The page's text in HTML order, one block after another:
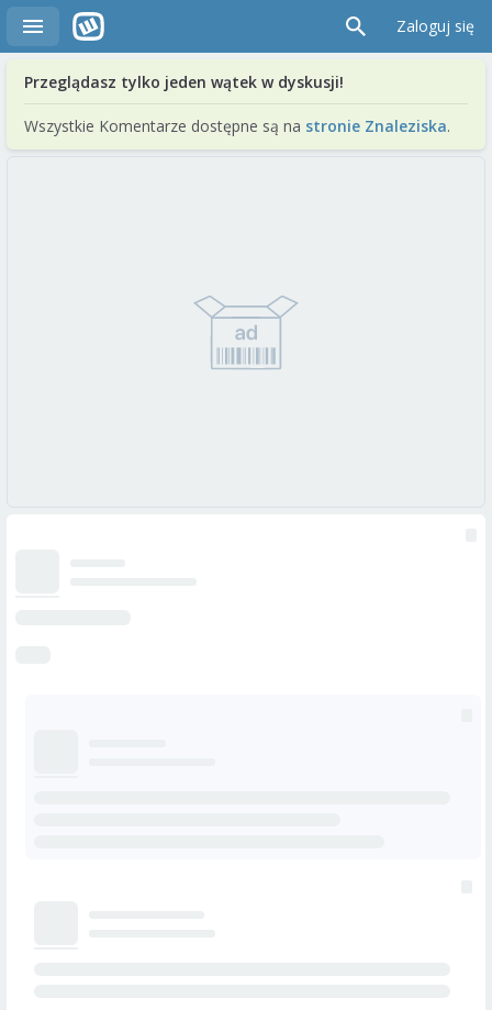
Zaloguj się
Przeglądasz tylko jeden wątek w dyskusji!
Wszystkie Komentarze dostępne są na stronie Znaleziska.